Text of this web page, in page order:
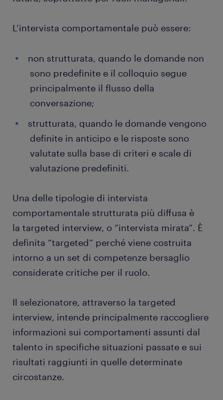
L’intervista comportamentale può essere:
non strutturata, quando le domande non
sono predefinite e il colloquio segue
principalmente il flusso della
conversazione;
strutturata, quando le domande vengono
definite in anticipo e le risposte sono
valutate sulla base di criteri e scale di
valutazione predefiniti.
Una delle tipologie di intervista
comportamentale strutturata più diffusa è
la targeted interview, o “intervista mirata”. È
definita “targeted” perché viene costruita
intorno a un set di competenze bersaglio
considerate critiche per il ruolo.
Il selezionatore, attraverso la targeted
interview, intende principalmente raccogliere
informazioni sui comportamenti assunti dal
talento in specifiche situazioni passate e sui
risultati raggiunti in quelle determinate
circostanze.